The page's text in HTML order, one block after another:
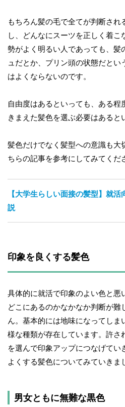
もちろん髪の毛で全てが判断さ
し、どんなにスーツを正しく着
勢がよく明るい人であっても、髪
ュだとか、プリン頭の状態だとい
はよくならないのです。
自由度はあるといっても、ある程
きまえた髪色を選ぶ必要はあると
髪色だけでなく髪型への意識も大
ちらの記事を参考にしてみてくだ
【大学生らしい面接の髪型】就
説
印象を良くする髪色
具体的に就活で印象のよい色と悪
どこにあるのかなかなか判断が難
ん。基本的には地味になってしま
様な種類が存在しています。許さ
を選んで印象アップにつなげてい
よくする髪色についてみていきま
男女ともに無難な黒色